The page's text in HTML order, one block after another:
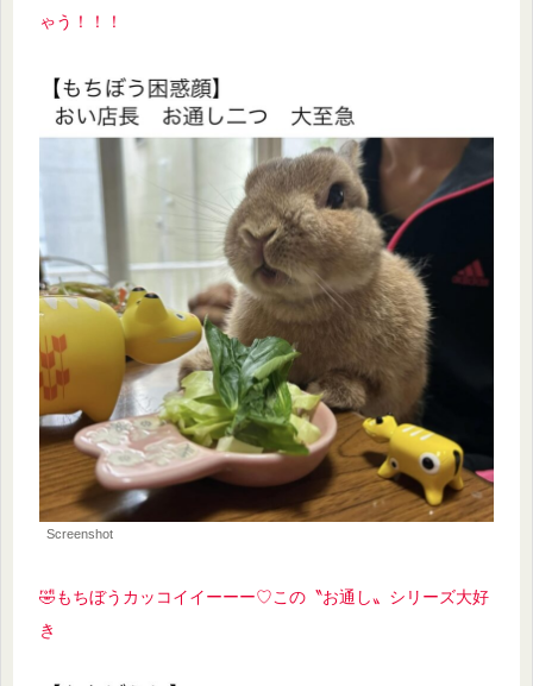
ゃう ！！！
Screenshot
🤣もちぼうカッコイイーーー♡この〝お通し〟シリーズ大好
き